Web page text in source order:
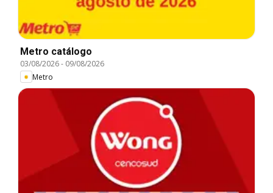
Metro catálogo
03/08/2026- 09/08/2026
Metro